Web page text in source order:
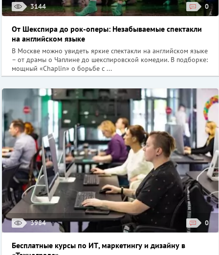
3144 0
От Шекспира до рок-оперы: Незабываемые спектакли
на английском языке
В Москве можно увидеть яркие спектакли на английском языке
– от драмы о Чаплине до шекспировской комедии. В подборке:
мощный «Chaplin» о борьбе с ...
3984 0
Бесплатные курсы по ИТ, маркетингу и дизайну в